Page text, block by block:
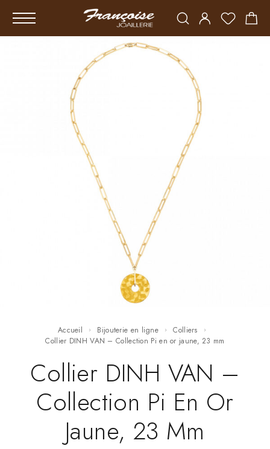
Accueil Bijouterie en ligne
Colliers
Collier DINH VAN – Collection Pi en or jaune, 23 mm
Collier DINH VAN –
Collection Pi En Or
Jaune, 23 Mm